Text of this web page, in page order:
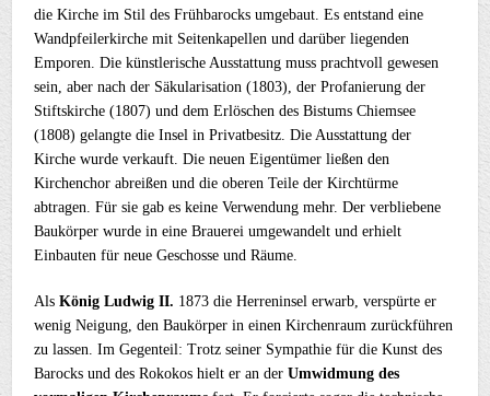
die Kirche im Stil des Frühbarocks umgebaut. Es entstand eine
Wandpfeilerkirche mit Seitenkapellen und darüber liegenden
Emporen. Die künstlerische Ausstattung muss prachtvoll gewesen
sein, aber nach der Säkularisation (1803), der Profanierung der
Stiftskirche (1807) und dem Erlöschen des Bistums Chiemsee
(1808) gelangte die Insel in Privatbesitz. Die Ausstattung der
Kirche wurde verkauft. Die neuen Eigentümer ließen den
Kirchenchor abreißen und die oberen Teile der Kirchtürme
abtragen. Für sie gab es keine Verwendung mehr. Der verbliebene
Baukörper wurde in eine Brauerei umgewandelt und erhielt
Einbauten für neue Geschosse und Räume.
AlsKönig Ludwig II. 1873 die Herreninsel erwarb, verspürte er
wenig Neigung, den Baukörper in einen Kirchenraum zurückführen
zu lassen. Im Gegenteil: Trotz seiner Sympathie für die Kunst des
Barocks und des Rokokos hielt er an derUmwidmung des